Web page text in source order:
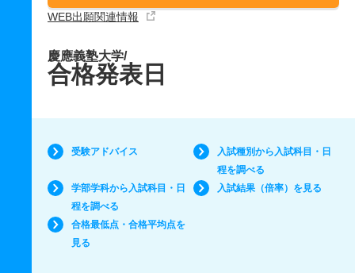
WEB出願関連情報
慶應義塾大学/
合格発表日
受験アドバイス
入試種別から入試科目・日
程を調べる
学部学科から入試科目・日
程を調べる
入試結果（倍率）を見る
合格最低点・合格平均点を
見る